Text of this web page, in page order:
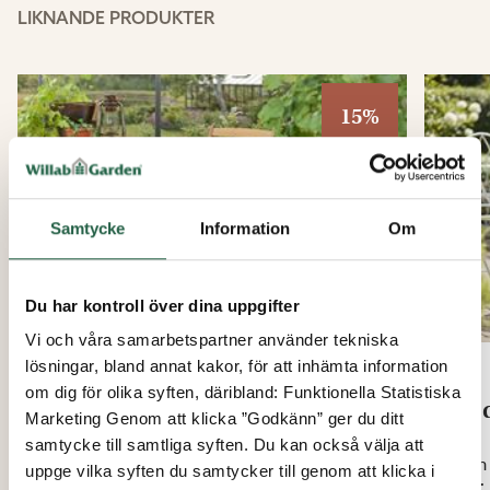
Samtycke Information Om
Du har kontroll över dina uppgifter
Vi och våra samarbetspartner använder tekniska
lösningar, bland annat kakor, för att inhämta information
om dig för olika syften, däribland: Funktionella Statistiska
Marketing Genom att klicka ”Godkänn” ger du ditt
samtycke till samtliga syften. Du kan också välja att
uppge vilka syften du samtycker till genom att klicka i
viktigt.
Stolen har dessutom en stabil tyngd som gör att den
står stadigt och känns robust vid användning.
LIKNANDE PRODUKTER
15%
Porch klappstol
Från
Från